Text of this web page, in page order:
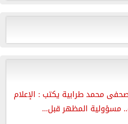
محمد طرابية يكتب : الإعلام
مسؤولية المظهر قبل...